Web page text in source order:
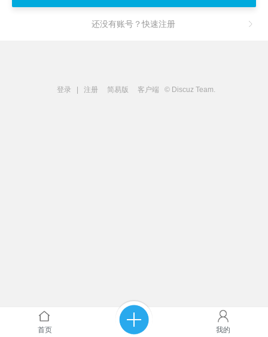
还没有账号？快速注册
登录 注册 简易版 客户端 © Discuz Team.
首页 我的